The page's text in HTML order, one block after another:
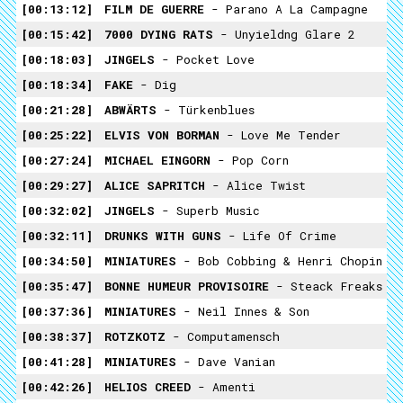
00:13:12
FILM DE GUERRE - Parano A La Campagne
00:15:42
7000 DYING RATS - Unyieldng Glare 2
00:18:03
JINGELS - Pocket Love
00:18:34
FAKE - Dig
00:21:28
ABWÄRTS - Türkenblues
00:25:22
ELVIS VON BORMAN - Love Me Tender
00:27:24
MICHAEL EINGORN - Pop Corn
00:29:27
ALICE SAPRITCH - Alice Twist
00:32:02
JINGELS - Superb Music
00:32:11
DRUNKS WITH GUNS - Life Of Crime
00:34:50
MINIATURES - Bob Cobbing & Henri Chopin
00:35:47
BONNE HUMEUR PROVISOIRE - Steack Freaks
00:37:36
MINIATURES - Neil Innes & Son
00:38:37
ROTZKOTZ - Computamensch
00:41:28
MINIATURES - Dave Vanian
00:42:26
HELIOS CREED - Amenti